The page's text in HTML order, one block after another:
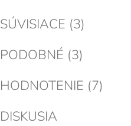
SÚVISIACE (3)
PODOBNÉ (3)
HODNOTENIE (7)
DISKUSIA